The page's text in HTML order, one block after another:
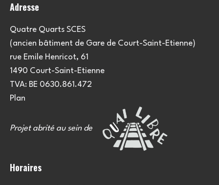
Adresse
Quatre Quarts SCES
(ancien bâtiment de Gare de Court-Saint-Etienne)
rue Emile Henricot, 61
1490 Court-Saint-Etienne
TVA: BE 0630.861.472
Plan
Projet abrité au sein de
Horaires